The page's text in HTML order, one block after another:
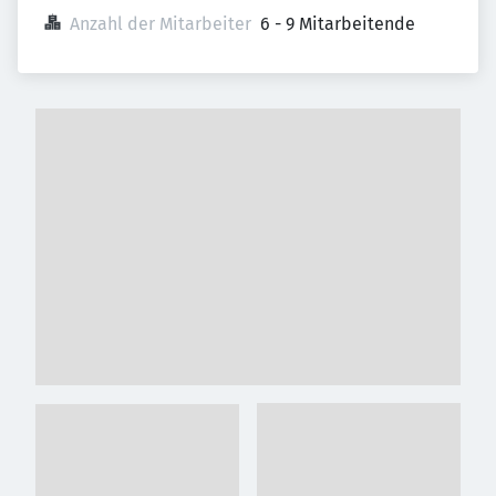
Anzahl der Mitarbeiter 6 - 9 Mitarbeitende